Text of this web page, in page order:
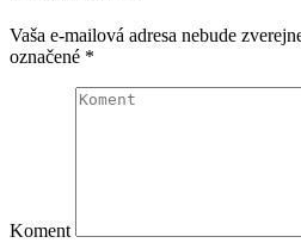
Vaša e-mailová adresa nebude
označené *
Koment